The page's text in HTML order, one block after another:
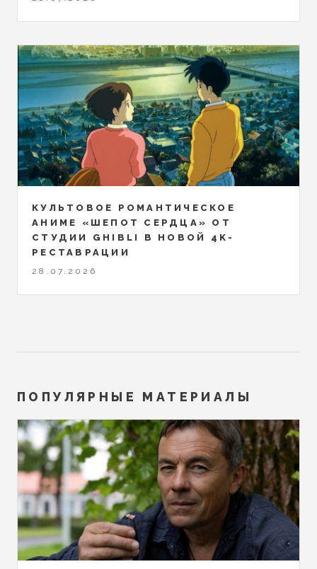
КУЛЬТОВОЕ РОМАНТИЧЕСКОЕ
АНИМЕ «ШЕПОТ СЕРДЦА» ОТ
СТУДИИ GHIBLI В НОВОЙ 4K-
РЕСТАВРАЦИИ
28.07.2026
ПОПУЛЯРНЫЕ МАТЕРИАЛЫ